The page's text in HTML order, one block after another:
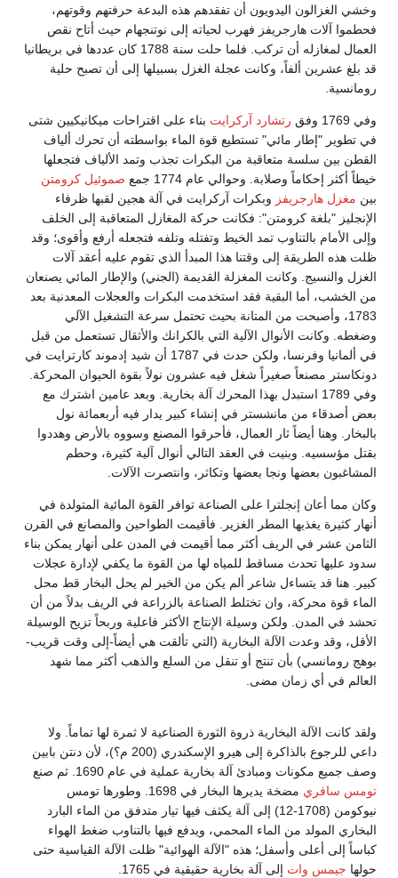
وخشي الغزالون اليدويون أن تفقدهم هذه البدعة حرفتهم وقوتهم،
فحطموا آلات هارجريفز فهرب لحياته إلى نوتنجهام حيث أتاح نقص
العمال لمغازله أن تركب. فلما حلت سنة 1788 كان عددها في بريطانيا
قد بلغ عشرين ألفاً، وكانت عجلة الغزل بسبيلها إلى أن تصبح حلية
رومانسية.
وفي 1769 وفق رتشارد آركرايت بناء على اقتراحات ميكانيكيين شتى
في تطوير "إطار مائي" تستطيع قوة الماء بواسطته أن تحرك ألياف
القطن بين سلسة متعاقبة من البكرات تجذب وتمد الألياف فتجعلها
خيطاً أكثر إحكاماً وصلابة. وحوالي عام 1774 جمع
صموئيل كرومتن
بين مغزل هارجريفز وبكرات آركرايت في آلة هجين لقبها ظرفاء
الإنجليز "بلغة كرومتن": فكانت حركة المغازل المتعاقبة إلى الخلف
وإلى الأمام بالتناوب تمد الخيط وتفتله وتلفه فتجعله أرفع وأقوى؛ وقد
ظلت هذه الطريقة إلى وقتنا هذا المبدأ الذي تقوم عليه أعقد آلات
الغزل والنسيج. وكانت المغزلة القديمة (الجني) والإطار المائي يصنعان
من الخشب، أما البقية فقد استخدمت البكرات والعجلات المعدنية بعد
1783، وأصبحت من المتانة بحيث تحتمل سرعة التشغيل الآلي
وضغطه. وكانت الأنوال الآلية التي بالكرانك والأثقال تستعمل من قبل
في ألمانيا وفرنسا، ولكن حدث في 1787 أن شيد إدموند كارترايت في
دونكاستر مصنعاً صغيراً شغل فيه عشرون نولاً بقوة الحيوان المحركة.
وفي 1789 استبدل بهذا المحرك آلة بخارية. وبعد عامين اشترك مع
بعض أصدقاء من مانشستر في إنشاء كبير يدار فيه أربعمائة نول
بالبخار. وهنا أيضاً ثار العمال، فأحرقوا المصنع وسووه بالأرض وهددوا
بقتل مؤسسيه. وبنيت في العقد التالي أنوال آلية كثيرة، وحطم
المشاغبون بعضها ونجا بعضها وتكاثر، وانتصرت الآلات.
وكان مما أعان إنجلترا على الصناعة توافر القوة المائية المتولدة في
أنهار كثيرة يغذيها المطر الغزير. فأقيمت الطواحين والمصانع في القرن
الثامن عشر في الريف أكثر مما أقيمت في المدن على أنهار يمكن بناء
سدود عليها تحدث مساقط للمياه لها من القوة ما يكفي لإدارة عجلات
كبير. هنا قد يتساءل شاعر ألم يكن من الخير لم يحل البخار قط محل
الماء قوة محركة، وان تختلط الصناعة بالزراعة في الريف بدلاً من أن
تحشد في المدن. ولكن وسيلة الإنتاج الأكثر فاعلية وربحاً تزيح الوسيلة
الأقل، وقد وعدت الآلة البخارية (التي تألقت هي أيضاً-إلى وقت قريب-
بوهج رومانسي) بأن تنتج أو تنقل من السلع والذهب أكثر مما شهد
العالم في أي زمان مضى.
ولقد كانت الآلة البخارية ذروة الثورة الصناعية لا ثمرة لها تماماً. ولا
داعي للرجوع بالذاكرة إلى هيرو الإسكندري (200 م؟)، لأن دنتن بابين
وصف جميع مكونات ومبادئ آلة بخارية عملية في عام 1690. ثم صنع
تومس سافري
مضخة يديرها البخار في 1698. وطورها تومس
نيوكومن (1708-12) إلى آلة يكثف فيها تيار متدفق من الماء البارد
البخاري المولد من الماء المحمي، ويدفع فيها بالتناوب ضغط الهواء
كباساً إلى أعلى وأسفل؛ هذه "الآلة الهوائية" ظلت الآلة القياسية حتى
حولها جيمس وات إلى آلة بخارية حقيقية في 1765.